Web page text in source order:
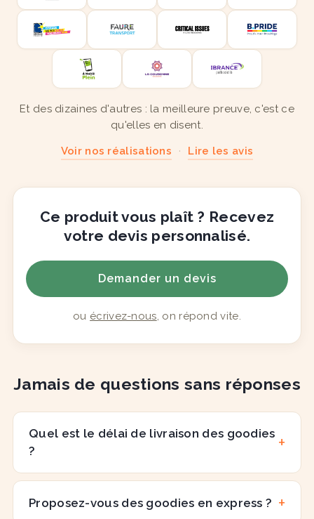
Et des dizaines d'autres : la meilleure preuve, c'est ce
qu'elles en disent.
Voir nos réalisations · Lire les avis
Ce produit vous plaît ? Recevez
votre devis personnalisé.
Demander un devis
ou écrivez-nous, on répond vite.
Jamais de questions sans réponses
Quel est le délai de livraison des goodies
?
Proposez-vous des goodies en express ?